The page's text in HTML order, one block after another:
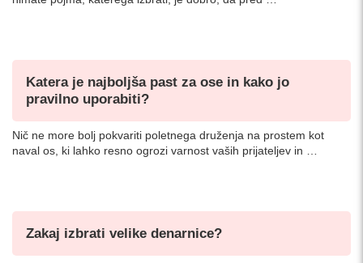
Katera je najboljša past za ose in kako jo
pravilno uporabiti?
Nič ne more bolj pokvariti poletnega druženja na prostem kot
naval os, ki lahko resno ogrozi varnost vaših prijateljev in …
Zakaj izbrati velike denarnice?